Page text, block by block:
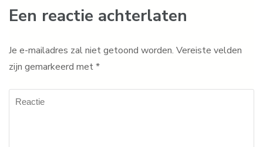
Een reactie achterlaten
Je e-mailadres zal niet getoond worden. Vereiste velden
zijn gemarkeerd met*
Reactie